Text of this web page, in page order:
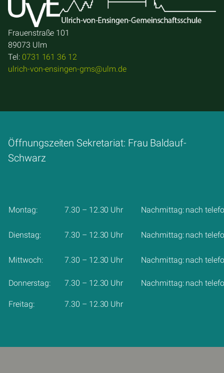
Frauenstraße 101
89073 Ulm
Tel: 0731 161 36 12
ulrich-von-ensingen-gms@ulm.de
Öffnungszeiten Sekretariat: Frau Baldauf-
Schwarz
Montag: 7.30 – 12.30 Uhr Nachmittag: nach
Dienstag: 7.30 – 12.30 Uhr Nachmittag: nach
Mittwoch: 7.30 – 12.30 Uhr Nachmittag: nach
Donnerstag: 7.30 – 12.30 Uhr Nachmittag: nach
Freitag: 7.30 – 12.30 Uhr